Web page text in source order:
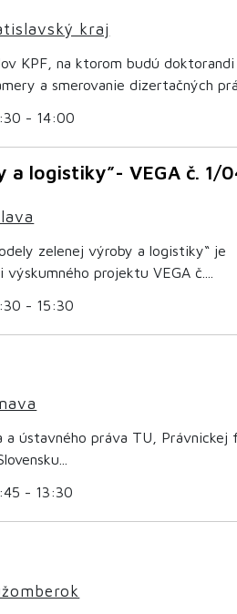
kraj
KPF, na ktorom budú doktorandi
a smerovanie dizertačných
- 14:00
a logistiky”- VEGA č. 1/
zelenej výroby a logistiky“ je
projektu VEGA č....
- 15:30
a ústavného práva TU, Právnickej
- 13:30